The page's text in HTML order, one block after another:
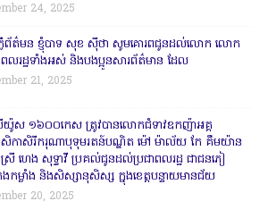
24, 2025
លឺព័ត៌មន ខ្ញុំបាទ សុខ សុីថា សូមគោរពជូនដល់លោក លោក
លរដ្ឋទាំងអស់ និងបងប្អូនសារព័ត៌មាន ដែល
21, 2025
យ៉ូស ១៦០០កេស ត្រូវបានលោកជំទាវឧកញ៉ាអគ្គ
កាសិរីករុណាបុទុមរតន៍បណ្ឌិត ម៉ៅ ម៉ាល័យ កែ គឹមយ៉ាន
ហេង សុទ្ធាវី ប្រគល់ជូនដល់ប្រជាពលរដ្ឋ ជាជនភៀ
ម្លាំង និងសិស្សានុសិស្ស ក្នុងខេត្តបន្ទាយមានជ័យ
20, 2025